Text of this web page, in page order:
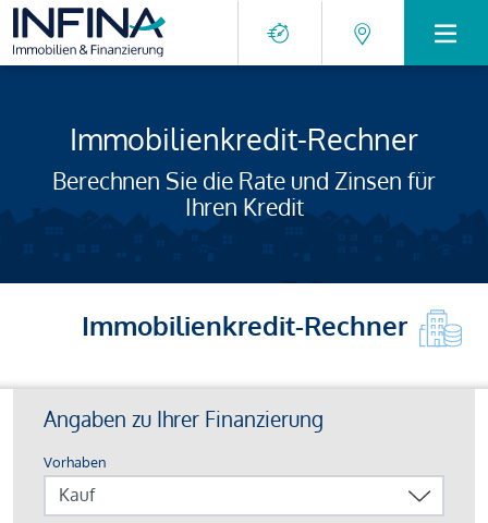
Immobilienkredit-Rechner
Berechnen Sie die Rate und Zinsen für
Ihren Kredit
Immobilienkredit-Rechner